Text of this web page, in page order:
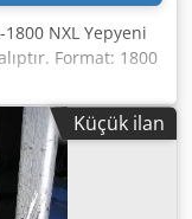
NXL Yepyeni
Format: 1800
Motor: 11
- hızlı montaj
gecikmeli,
pnömatik sac
- ek güvenlik
- CE belgeleri ile
Küçük ilan